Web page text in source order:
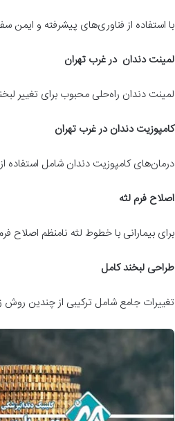
با استفاده از فناوری‌های پیشرفته و ایمن
لمینت دندان در غرب تهران
لمینت دندان راه‌حلی محبوب برای تغییر
کامپوزیت دندان در غرب تهران
درمان‌های کامپوزیت دندان شامل استفاده
اصلاح فرم لثه
برای بیمارانی با خطوط لثه نامنظم اصلاح
طراحی لبخند کامل
تغییرات جامع شامل ترکیبی از چندین روش